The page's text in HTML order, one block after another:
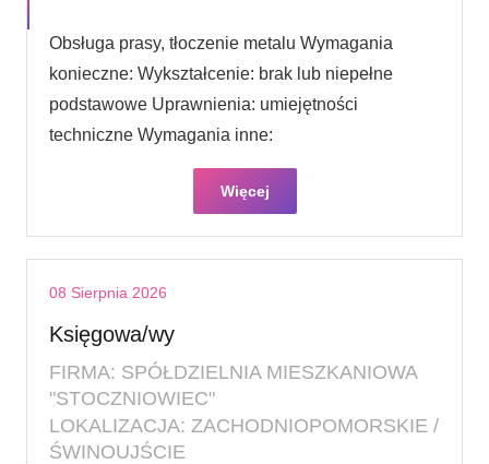
Obsługa prasy, tłoczenie metalu Wymagania
konieczne: Wykształcenie: brak lub niepełne
podstawowe Uprawnienia: umiejętności
techniczne Wymagania inne:
Więcej
08 Sierpnia 2026
Księgowa/wy
FIRMA: SPÓŁDZIELNIA MIESZKANIOWA
"STOCZNIOWIEC"
LOKALIZACJA: ZACHODNIOPOMORSKIE /
ŚWINOUJŚCIE